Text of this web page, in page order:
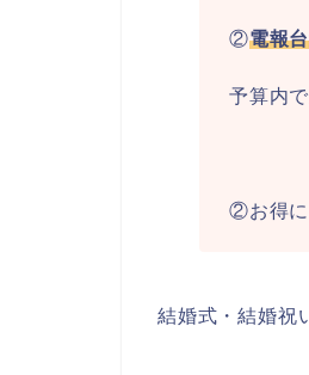
②電報
予算内
②お得に
結婚式・結婚祝